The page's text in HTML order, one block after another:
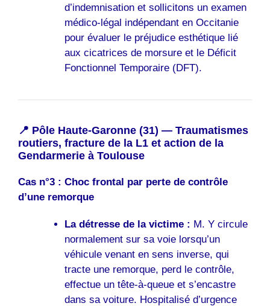
d’indemnisation et sollicitons un examen
médico-légal indépendant en Occitanie
pour évaluer le préjudice esthétique lié
aux cicatrices de morsure et le Déficit
Fonctionnel Temporaire (DFT).
📍 Pôle Haute-Garonne (31) — Traumatismes
routiers, fracture de la L1 et action de la
Gendarmerie à Toulouse
Cas n°3 : Choc frontal par perte de contrôle
d’une remorque
La détresse de la victime : M. Y circule
normalement sur sa voie lorsqu’un
véhicule venant en sens inverse, qui
tracte une remorque, perd le contrôle,
effectue un tête-à-queue et s’encastre
dans sa voiture. Hospitalisé d’urgence